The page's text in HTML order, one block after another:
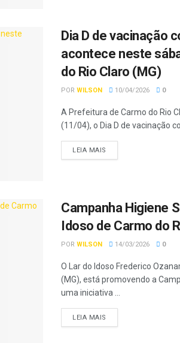
Dia D de vacinação
acontece neste
do Rio Claro (MG)
POR WILSON 10/04/2026 0
A Prefeitura de Carmo do Rio
(11/04), o Dia D de vacinação
LEIA MAIS
Campanha Higiene
Idoso de Carmo do
POR WILSON 14/03/2026 0
O Lar do Idoso Frederico
(MG), está promovendo a
uma iniciativa ...
LEIA MAIS